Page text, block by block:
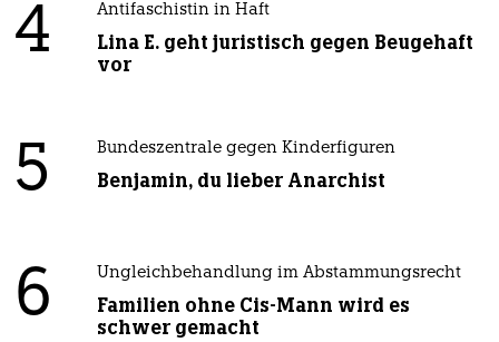
4 Antifaschistin in Haft
Lina E. geht juristisch gegen Beugehaft
vor
5 Bundeszentrale gegen Kinderfiguren
Benjamin, du lieber Anarchist
6 Ungleichbehandlung im Abstammungsrecht
Familien ohne Cis-Mann wird es
schwer gemacht